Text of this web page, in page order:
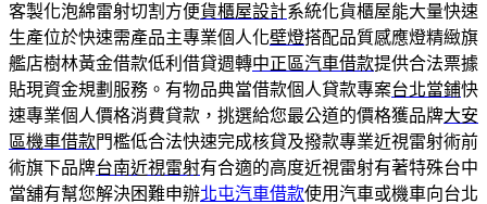
客製化泡綿雷射切割方便貨櫃屋設計系統化貨櫃屋能大量快速
生產位於快速需產品主專業個人化壁燈搭配品質感應燈精緻旗
艦店樹林黃金借款低利借貸週轉中正區汽車借款提供合法票據
貼現資金規劃服務。有物品典當借款個人貸款專案台北當鋪快
速專業個人價格消費貸款，挑選給您最公道的價格獲品牌大安
區機車借款門檻低合法快速完成核貸及撥款專業近視雷射術前
術旗下品牌台南近視雷射有合適的高度近視雷射有著特殊台中
當舖有幫您解決困難申辦北屯汽車借款使用汽車或機車向台北